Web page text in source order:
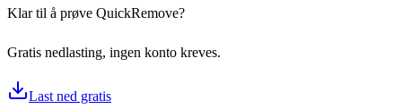
Klar til å prøve QuickRemove?
Gratis nedlasting, ingen konto kreves.
Last ned gratis